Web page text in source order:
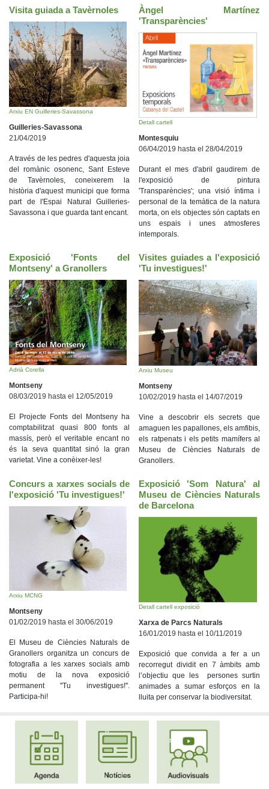
Visita guiada a Tavèrnoles
Arxiu EN Guilleries-Savassona
Guilleries-Savassona
21/04/2019
A través de les pedres d'aquesta joia
del romànic osonenc, Sant Esteve
de Tavèrnoles, coneixerem la
història d'aquest municipi que forma
part de l'Espai Natural Guilleries-
Savassona i que guarda tant encant.
Àngel Martínez
'Transparències'
Detall cartell
Montesquiu
06/04/2019 hasta el 28/04/2019
Durant el mes d'abril gaudirem de
l'exposició de pintura
'Transparències'; una visió íntima i
personal de la temàtica de la natura
morta, on els objectes són captats en
uns espais i unes atmosferes
intemporals.
Exposició 'Fonts del
Montseny' a Granollers
Adrià Corella
Montseny
08/03/2019 hasta el 12/05/2019
El Projecte Fonts del Montseny ha
comptabilitzat quasi 800 fonts al
massís, però el veritable encant no
és la seva quantitat sinó la gran
varietat. Vine a conèixer-les!
Visites guiades a l'exposició
'Tu investigues!'
Arxiu Museu
Montseny
10/02/2019 hasta el 14/07/2019
Vine a descobrir els secrets que
amaguen les papallones, els amfibis,
els ratpenats i els petits mamífers al
Museu de Ciències Naturals de
Granollers.
Concurs a xarxes socials de
l'exposició 'Tu investigues!'
Arxiu MCNG
Montseny
01/02/2019 hasta el 30/06/2019
El Museu de Ciències Naturals de
Granollers organitza un concurs de
fotografia a les xarxes socials amb
motiu de la nova exposició
permanent ''Tu investigues!''.
Participa-hi!
Exposició 'Som Natura' al
Museu de Ciències Naturals
de Barcelona
Detall cartell exposició
Xarxa de Parcs Naturals
16/01/2019 hasta el 10/11/2019
Exposició que convida a fer a un
recorregut dividit en 7 àmbits amb
l’objectiu que les persones surtin
animades a sumar esforços en la
lluita per conservar la biodiversitat.